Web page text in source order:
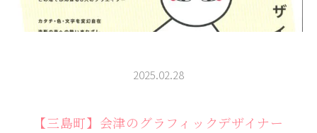
2025.02.28
【三島町】会津のグラフィックデザイナー